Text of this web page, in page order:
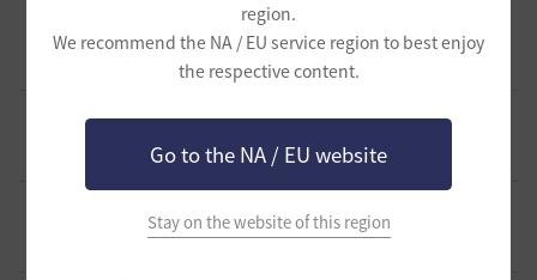
region.
We recommend the NA / EU service region to best enjoy
the respective content.
Go to the NA / EU website
Stay on the website of this region
0
【サンセットノヴァ】敷居が低い生活系(航海)
ギルド お気楽に冒険メンバー募集中♫
81 Iroly-日本 12 時間前
118 浅井ジークフリード配信者
バー募集